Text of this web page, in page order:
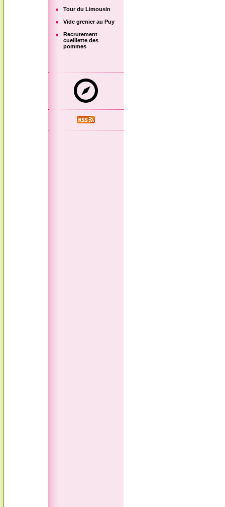
Tour du Limousin
Vide grenier au Puy
Recrutement
cueillette des
pommes